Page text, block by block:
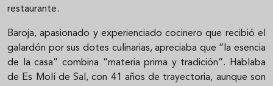
restaurante.
Baroja, apasionado y experienciado cocinero que recibió el
galardón por sus dotes culinarias, apreciaba que “la esencia
de la casa” combina “materia prima y tradición”. Hablaba
de Es Molí de Sal, con 41 años de trayectoria, aunque son